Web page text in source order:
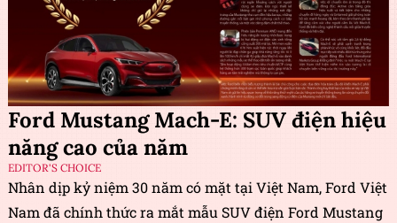
Ford Mustang Mach-E: SUV điện hiệu
năng cao của năm
EDITOR'S CHOICE
Nhân dịp kỷ niệm 30 năm có mặt tại Việt Nam, Ford Việt
Nam đã chính thức ra mắt mẫu SUV điện Ford Mustang